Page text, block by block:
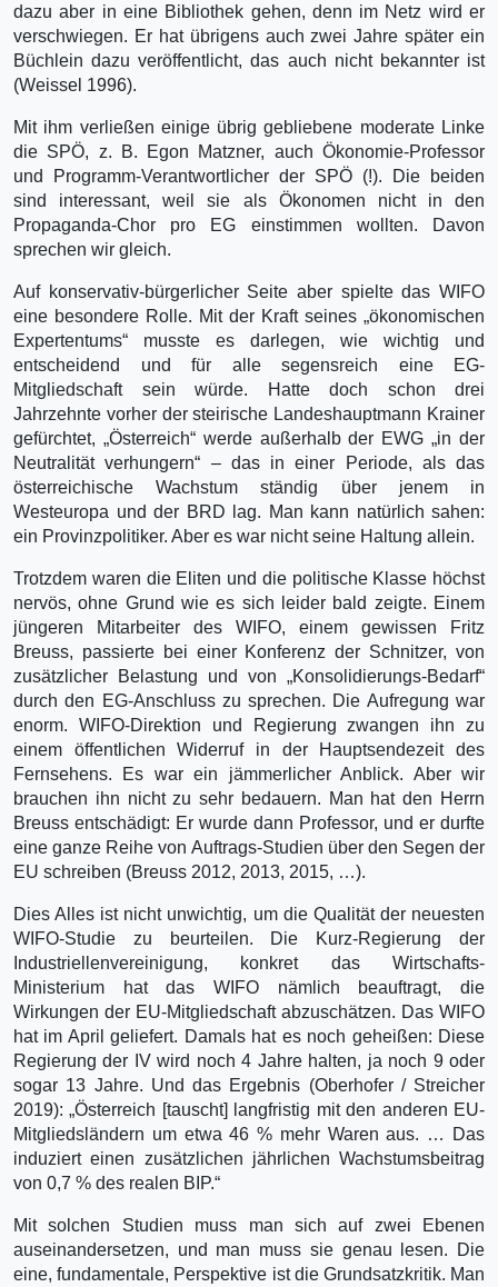
dazu aber in eine Bibliothek gehen, denn im Netz wird er
verschwiegen. Er hat übrigens auch zwei Jahre später ein
Büchlein dazu veröffentlicht, das auch nicht bekannter ist
(Weissel 1996).
Mit ihm verließen einige übrig gebliebene moderate Linke
die SPÖ, z. B. Egon Matzner, auch Ökonomie-Professor
und Programm-Verantwortlicher der SPÖ (!). Die beiden
sind interessant, weil sie als Ökonomen nicht in den
Propaganda-Chor pro EG einstimmen wollten. Davon
sprechen wir gleich.
Auf konservativ-bürgerlicher Seite aber spielte das WIFO
eine besondere Rolle. Mit der Kraft seines „ökonomischen
Expertentums“ musste es darlegen, wie wichtig und
entscheidend und für alle segensreich eine EG-
Mitgliedschaft sein würde. Hatte doch schon drei
Jahrzehnte vorher der steirische Landeshauptmann Krainer
gefürchtet, „Österreich“ werde außerhalb der EWG „in der
Neutralität verhungern“ – das in einer Periode, als das
österreichische Wachstum ständig über jenem in
Westeuropa und der BRD lag. Man kann natürlich sahen:
ein Provinzpolitiker. Aber es war nicht seine Haltung allein.
Trotzdem waren die Eliten und die politische Klasse höchst
nervös, ohne Grund wie es sich leider bald zeigte. Einem
jüngeren Mitarbeiter des WIFO, einem gewissen Fritz
Breuss, passierte bei einer Konferenz der Schnitzer, von
zusätzlicher Belastung und von „Konsolidierungs-Bedarf“
durch den EG-Anschluss zu sprechen. Die Aufregung war
enorm. WIFO-Direktion und Regierung zwangen ihn zu
einem öffentlichen Widerruf in der Hauptsendezeit des
Fernsehens. Es war ein jämmerlicher Anblick. Aber wir
brauchen ihn nicht zu sehr bedauern. Man hat den Herrn
Breuss entschädigt: Er wurde dann Professor, und er durfte
eine ganze Reihe von Auftrags-Studien über den Segen der
EU schreiben (Breuss 2012, 2013, 2015, …).
Dies Alles ist nicht unwichtig, um die Qualität der neuesten
WIFO-Studie zu beurteilen. Die Kurz-Regierung der
Industriellenvereinigung, konkret das Wirtschafts-
Ministerium hat das WIFO nämlich beauftragt, die
Wirkungen der EU-Mitgliedschaft abzuschätzen. Das WIFO
hat im April geliefert. Damals hat es noch geheißen: Diese
Regierung der IV wird noch 4 Jahre halten, ja noch 9 oder
sogar 13 Jahre. Und das Ergebnis (Oberhofer / Streicher
2019): „Österreich [tauscht] langfristig mit den anderen EU-
Mitgliedsländern um etwa 46 % mehr Waren aus. … Das
induziert einen zusätzlichen jährlichen Wachstumsbeitrag
von 0,7 % des realen BIP.“
Mit solchen Studien muss man sich auf zwei Ebenen
auseinandersetzen, und man muss sie genau lesen. Die
eine, fundamentale, Perspektive ist die Grundsatzkritik. Man